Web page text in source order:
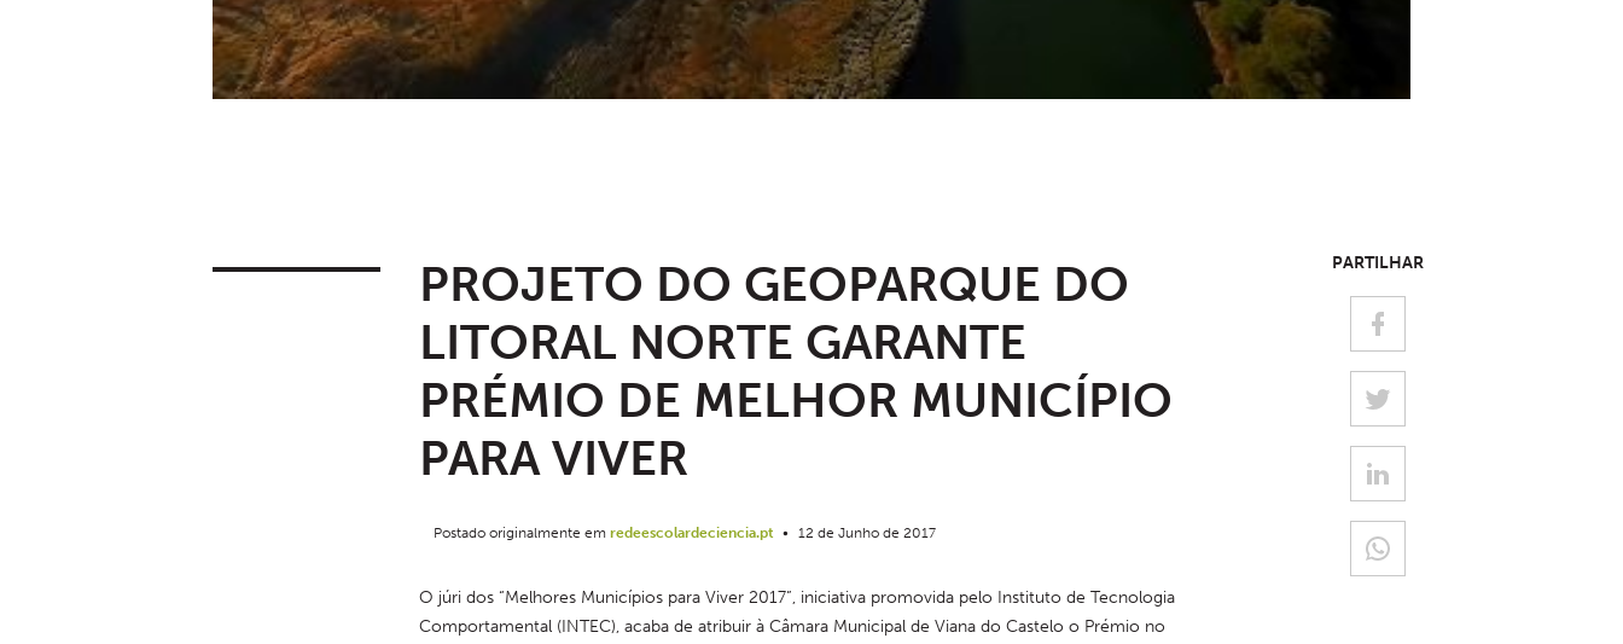
PROJETO DO GEOPARQUE DO
LITORAL NORTE GARANTE
PRÉMIO DE MELHOR MUNICÍPIO
PARA VIVER
Postado originalmente em redeescolardeciencia.pt • 12 de Junho de 2017
O júri dos “Melhores Municípios para Viver 2017”, iniciativa promovida pelo Instituto de Tecnologia
Comportamental (INTEC), acaba de atribuir à Câmara Municipal de Viana do Castelo o Prémio no
PARTILHAR